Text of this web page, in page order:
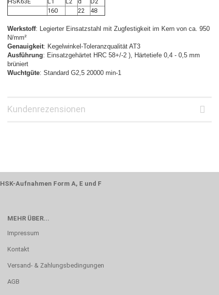
160
22 48
Werkstoff: Legierter Einsatzstahl mit Zugfestigkeit im Kern von ca. 950
N/mm²
Genauigkeit: Kegelwinkel-Toleranzqualität AT3
Ausführung: Einsatzgehärtet HRC 58+/-2 ), Härtetiefe 0,4 - 0,5 mm
brüniert
Wuchtgüte: Standard G2,5 20000 min-1
Kundenrezensionen
HSK-Aufnahmen Form A, E und F
MEHR ÜBER...
Impressum
Kontakt
Versand- & Zahlungsbedingungen
AGB